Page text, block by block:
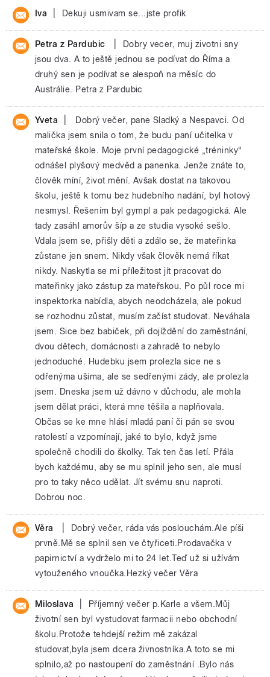
Iva Dekuji usmivam se...jste profik
Petra z Pardubic
Dobry vecer, muj zivotni sny
jsou dva. A to ještě jednou se podívat do Říma a
druhý sen je podívat se alespoň na měsíc do
Austrálie. Petra z Pardubic
Yveta
Dobrý večer, pane Sladký a Nespavci. Od
malička jsem snila o tom, že budu paní učitelka v
mateřské škole. Moje první pedagogické „tréninky“
odnášel plyšový medvěd a panenka. Jenže znáte to,
člověk míní, život mění. Avšak dostat na takovou
školu, ještě k tomu bez hudebního nadání, byl hotový
nesmysl. Řešením byl gympl a pak pedagogická. Ale
tady zasáhl amorův šíp a ze studia vysoké sešlo.
Vdala jsem se, přišly děti a zdálo se, že mateřinka
zůstane jen snem. Nikdy však člověk nemá říkat
nikdy. Naskytla se mi příležitost jít pracovat do
mateřinky jako zástup za mateřskou. Po půl roce mi
inspektorka nabídla, abych neodcházela, ale pokud
se rozhodnu zůstat, musím začíst studovat. Neváhala
jsem. Sice bez babiček, při dojíždění do zaměstnání,
dvou dětech, domácnosti a zahradě to nebylo
jednoduché. Hudebku jsem prolezla sice ne s
odřenýma ušima, ale se sedřenými zády, ale prolezla
jsem. Dneska jsem už dávno v důchodu, ale mohla
jsem dělat práci, která mne těšila a naplňovala.
Občas se ke mne hlásí mladá paní či pán se svou
ratolestí a vzpomínají, jaké to bylo, když jsme
společně chodili do školky. Tak ten čas letí. Přála
bych každému, aby se mu splnil jeho sen, ale musí
pro to taky něco udělat. Jít svému snu naproti.
Dobrou noc.
Věra
Dobrý večer, ráda vás poslouchám.Ale píši
prvně.Mě se splnil sen ve čtyřiceti.Prodavačka v
papirnictví a vydrželo mi to 24 let.Teď už si užívám
vytouženého vnoučka.Hezký večer Věra
Miloslava
Příjemný večer p.Karle a všem.Můj
životní sen byl vystudovat farmacii nebo obchodní
školu.Protože tehdejší režim mě zakázal
studovat,byla jsem dcera živnostníka.A toto se mi
splnilo,až po nastoupení do zaměstnání .Bylo nás